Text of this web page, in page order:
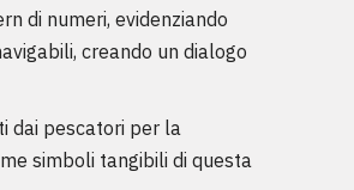
di numeri, evidenziando
creando un dialogo
dai pescatori per la
simboli tangibili di questa